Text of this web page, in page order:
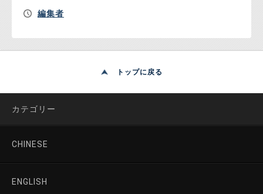
編集者
トップに戻る
カテゴリー
CHINESE
ENGLISH